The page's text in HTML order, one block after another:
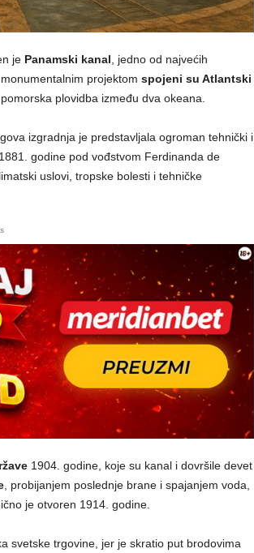
je Panamski kanal , jedno od najvećih
projektom spojeni su Atlantski
plovidba između dva okeana.
izgradnja je predstavljala ogroman tehnički i
godine pod vođstvom Ferdinanda de
uslovi, tropske bolesti i tehničke
1904. godine, koje su kanal i dovršile devet
, probijanjem poslednje brane i spajanjem voda,
je otvoren 1914. godine.
svetske trgovine, jer je skratio put brodovima